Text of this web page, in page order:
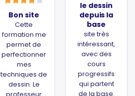
Bon site
Cette
formation me
permet de
perfectionner
mes
techniques de
dessin. Le
le dessin
depuis la
base
site très
intéressant,
avec des
cours
progressifs
qui partent
de la base.